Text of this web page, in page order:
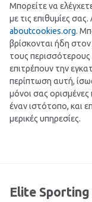
Μπορείτε να
με τις επιθυμίες
aboutcookies.org.
βρίσκονται ήδη
τους
επιτρέπουν την
περίπτωση αυτή,
μόνοι σας
έναν ιστότοπο, και
μερικές υπηρεσίες.
Elite